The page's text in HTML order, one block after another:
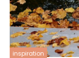
inspiration